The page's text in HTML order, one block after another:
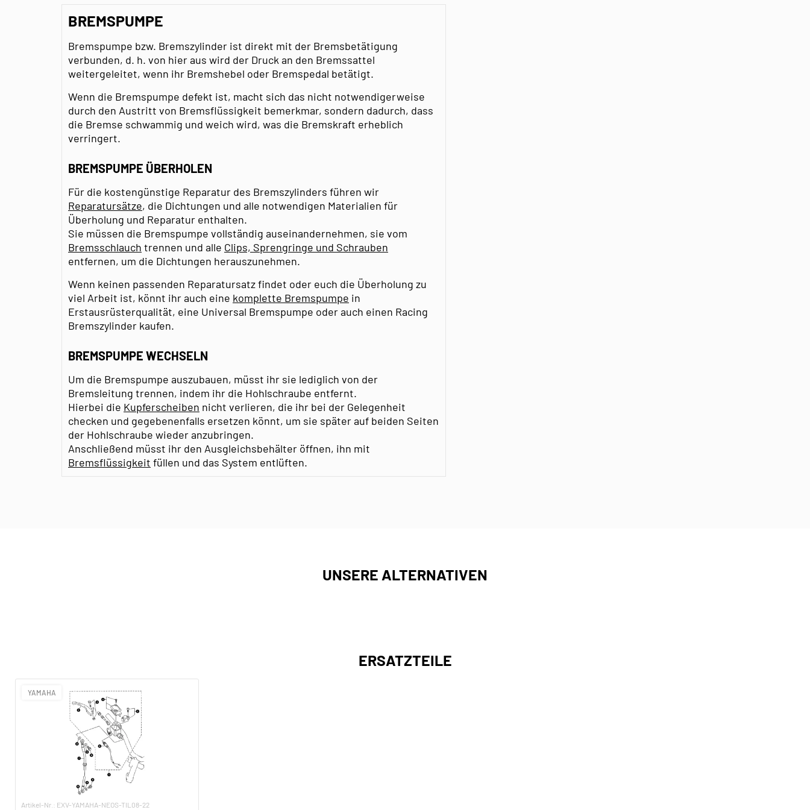
BREMSPUMPE
Bremspumpe bzw. Bremszylinder ist direkt mit der Bremsbetätigung
verbunden, d. h. von hier aus wird der Druck an den Bremssattel
weitergeleitet, wenn ihr Bremshebel oder Bremspedal betätigt.
Wenn die Bremspumpe defekt ist, macht sich das nicht notwendigerweise
durch den Austritt von Bremsflüssigkeit bemerkmar, sondern dadurch, dass
die Bremse schwammig und weich wird, was die Bremskraft erheblich
verringert.
BREMSPUMPE ÜBERHOLEN
Für die kostengünstige Reparatur des Bremszylinders führen wir
Reparatursätze, die Dichtungen und alle notwendigen Materialien für
Überholung und Reparatur enthalten.
Sie müssen die Bremspumpe vollständig auseinandernehmen, sie vom
Bremsschlauch trennen und alle Clips, Sprengringe und Schrauben
entfernen, um die Dichtungen herauszunehmen.
Wenn keinen passenden Reparatursatz findet oder euch die Überholung zu
viel Arbeit ist, könnt ihr auch eine komplette Bremspumpe in
Erstausrüsterqualität, eine Universal Bremspumpe oder auch einen Racing
Bremszylinder kaufen.
BREMSPUMPE WECHSELN
Um die Bremspumpe auszubauen, müsst ihr sie lediglich von der
Bremsleitung trennen, indem ihr die Hohlschraube entfernt.
Hierbei die Kupferscheiben nicht verlieren, die ihr bei der Gelegenheit
checken und gegebenenfalls ersetzen könnt, um sie später auf beiden Seiten
der Hohlschraube wieder anzubringen.
Anschließend müsst ihr den Ausgleichsbehälter öffnen, ihn mit
Bremsflüssigkeit füllen und das System entlüften.
UNSERE ALTERNATIVEN
ERSATZTEILE
YAMAHA
Artikel-Nr.: EXV-YAMAHA-NEOS-TIL08-22